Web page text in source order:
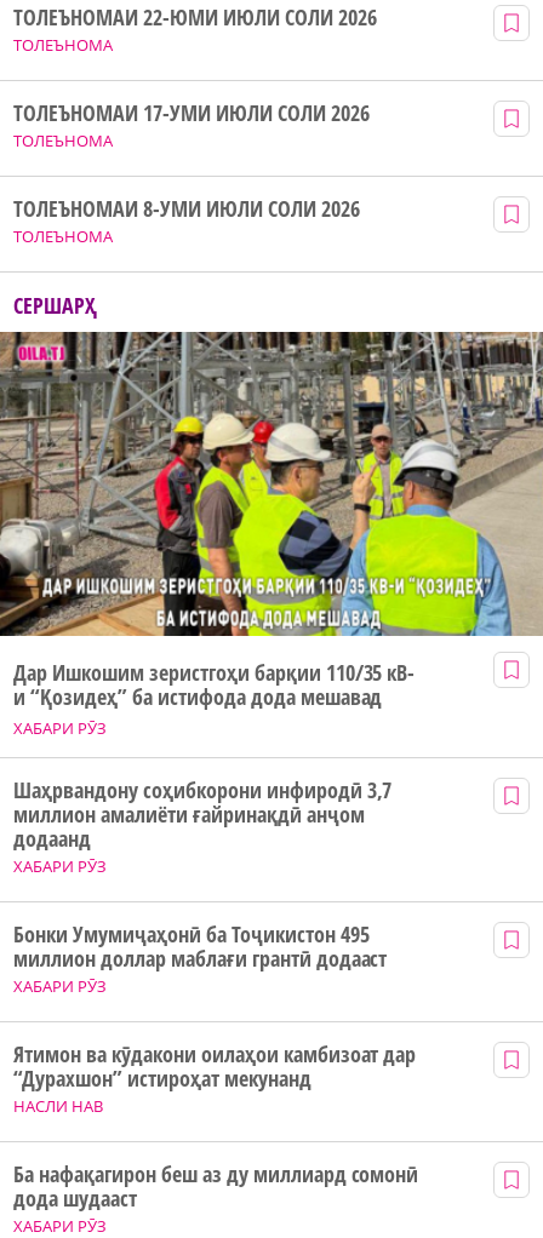
ТОЛЕЪНОМА
ТОЛЕЪНОМАИ 22-ЮМИ ИЮЛИ СОЛИ 2026
ТОЛЕЪНОМА
ТОЛЕЪНОМАИ 17-УМИ ИЮЛИ СОЛИ 2026
ТОЛЕЪНОМА
ТОЛЕЪНОМАИ 8-УМИ ИЮЛИ СОЛИ 2026
СЕРШАРҲ
ХАБАРИ РӮЗ
Дар Ишкошим зеристгоҳи барқии 110/35 кВ-
и “Қозидеҳ” ба истифода дода мешавад
ХАБАРИ РӮЗ
Шаҳрвандону соҳибкорони инфиродӣ 3,7
миллион амалиёти ғайринақдӣ анҷом
додаанд
ХАБАРИ РӮЗ
Бонки Умумиҷаҳонӣ ба Тоҷикистон 495
миллион доллар маблағи грантӣ додааст
НАСЛИ НАВ
Ятимон ва кӯдакони оилаҳои камбизоат дар
“Дурахшон” истироҳат мекунанд
ХАБАРИ РӮЗ
Ба нафақагирон беш аз ду миллиард сомонӣ
дода шудааст